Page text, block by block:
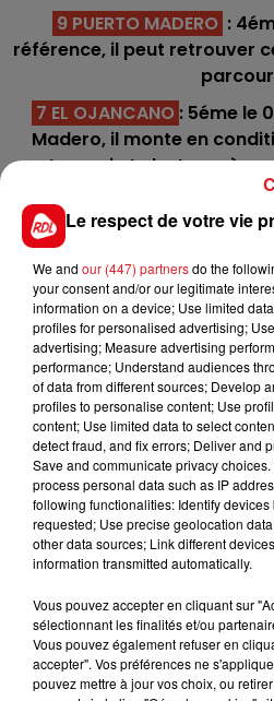
9 PUERTO MADERO :
référence, il peut retrouver
7 EL OJANCANO : 5éme le
Madero, il monte en
tournoi et n'est pas à
5 CICCIO BOY: Bien connu
preuve de bravoure, mais
se ressentir. A garder en
EN DIRECT
FILS D'ACTUS
15 juillet 2026
BÉTHUNE: ENQUÊTE
Le respect de votre vie
We and our (447) partnersdo the
your consent and/or our legitimate
information on a device; Use limited
profiles for personalised advertising;
advertising; Measure advertising
performance; Understand audiences
of data from different sources; Develop
profiles to personalise content; Use
content; Use limited data to select
detect fraud, and fix errors; Deliver and
Save and communicate privacy
process personal data such as IP
following functionalities: Identify
requested; Use precise geolocation
other data sources; Link different
information transmitted automatically.
Vous pouvez accepter en cliquant sur
sélectionnant les finalités et/ou
Vous pouvez également refuser en
accepter". Vos préférences ne
pouvez mettre à jour vos choix, ou